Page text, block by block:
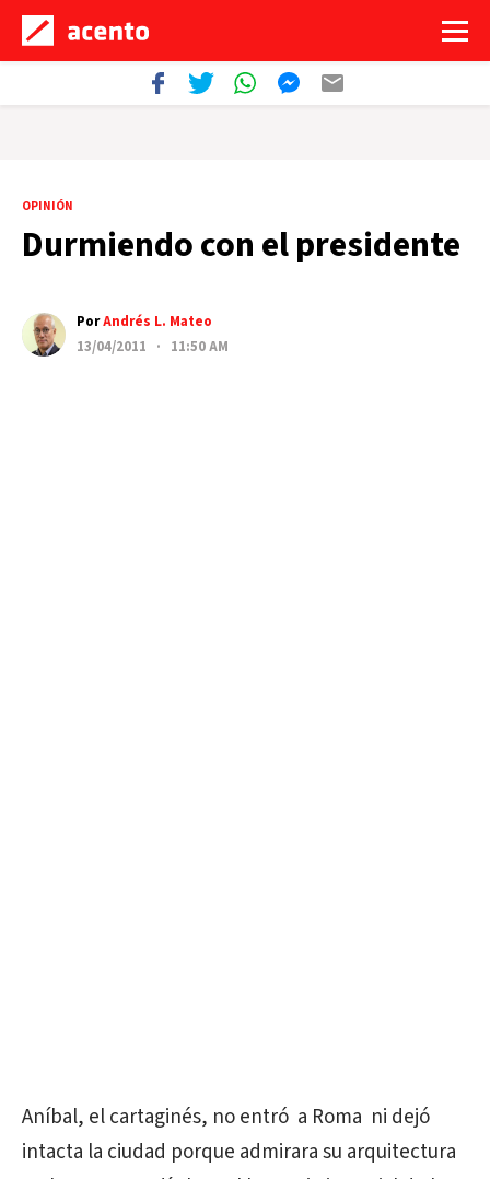
OPINIÓN
Durmiendo con el presidente
PorAndrés L. Mateo
13/04/2011 · 11:50 AM
Aníbal, el cartaginés, no entró a Roma ni dejó
intacta la ciudad porque admirara su arquitectura